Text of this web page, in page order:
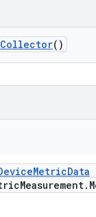
Collector()
MetricData
Measurement.